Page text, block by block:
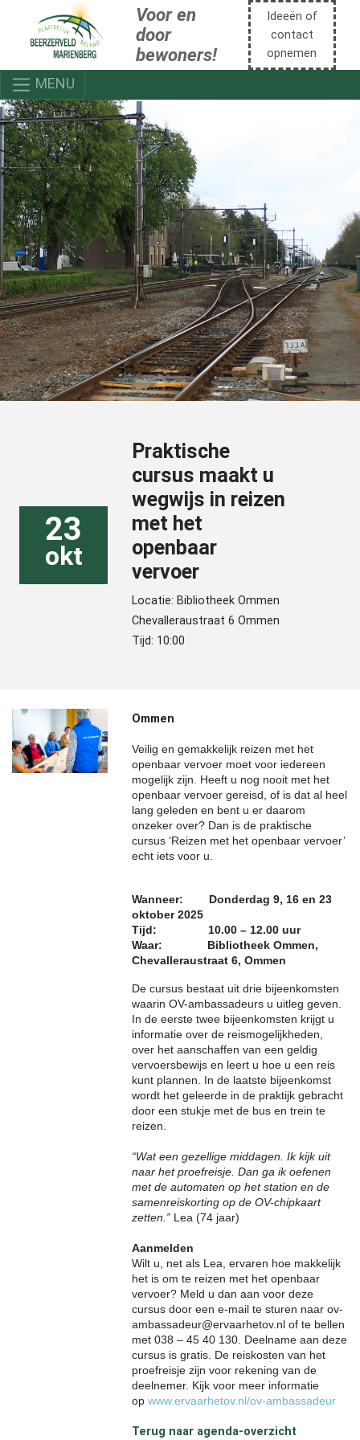
Voor en
door
bewoners!
Ideeën of
contact
opnemen
MENU
23
okt
Praktische
cursus maakt u
wegwijs in reizen
met het
openbaar
vervoer
Locatie: Bibliotheek Ommen
Chevalleraustraat 6 Ommen
Tijd: 10:00
Ommen
Veilig en gemakkelijk reizen met het
openbaar vervoer moet voor iedereen
mogelijk zijn. Heeft u nog nooit met het
openbaar vervoer gereisd, of is dat al heel
lang geleden en bent u er daarom
onzeker over? Dan is de praktische
cursus ‘Reizen met het openbaar vervoer’
echt iets voor u.
Wanneer: Donderdag 9, 16 en 23
oktober 2025
Tijd: 10.00 – 12.00 uur
Waar: Bibliotheek Ommen,
Chevalleraustraat 6, Ommen
De cursus bestaat uit drie bijeenkomsten
waarin OV-ambassadeurs u uitleg geven.
In de eerste twee bijeenkomsten krijgt u
informatie over de reismogelijkheden,
over het aanschaffen van een geldig
vervoersbewijs en leert u hoe u een reis
kunt plannen. In de laatste bijeenkomst
wordt het geleerde in de praktijk gebracht
door een stukje met de bus en trein te
reizen.
“Wat een gezellige middagen. Ik kijk uit
naar het proefreisje. Dan ga ik oefenen
met de automaten op het station en de
samenreiskorting op de OV-chipkaart
zetten.” Lea (74 jaar)
Aanmelden
Wilt u, net als Lea, ervaren hoe makkelijk
het is om te reizen met het openbaar
vervoer? Meld u dan aan voor deze
cursus door een e-mail te sturen naar ov-
ambassadeur@ervaarhetov.nl of te bellen
met 038 – 45 40 130. Deelname aan deze
cursus is gratis. De reiskosten van het
proefreisje zijn voor rekening van de
deelnemer. Kijk voor meer informatie
opwww.ervaarhetov.nl/ov-ambassadeur
Terug naar agenda-overzicht